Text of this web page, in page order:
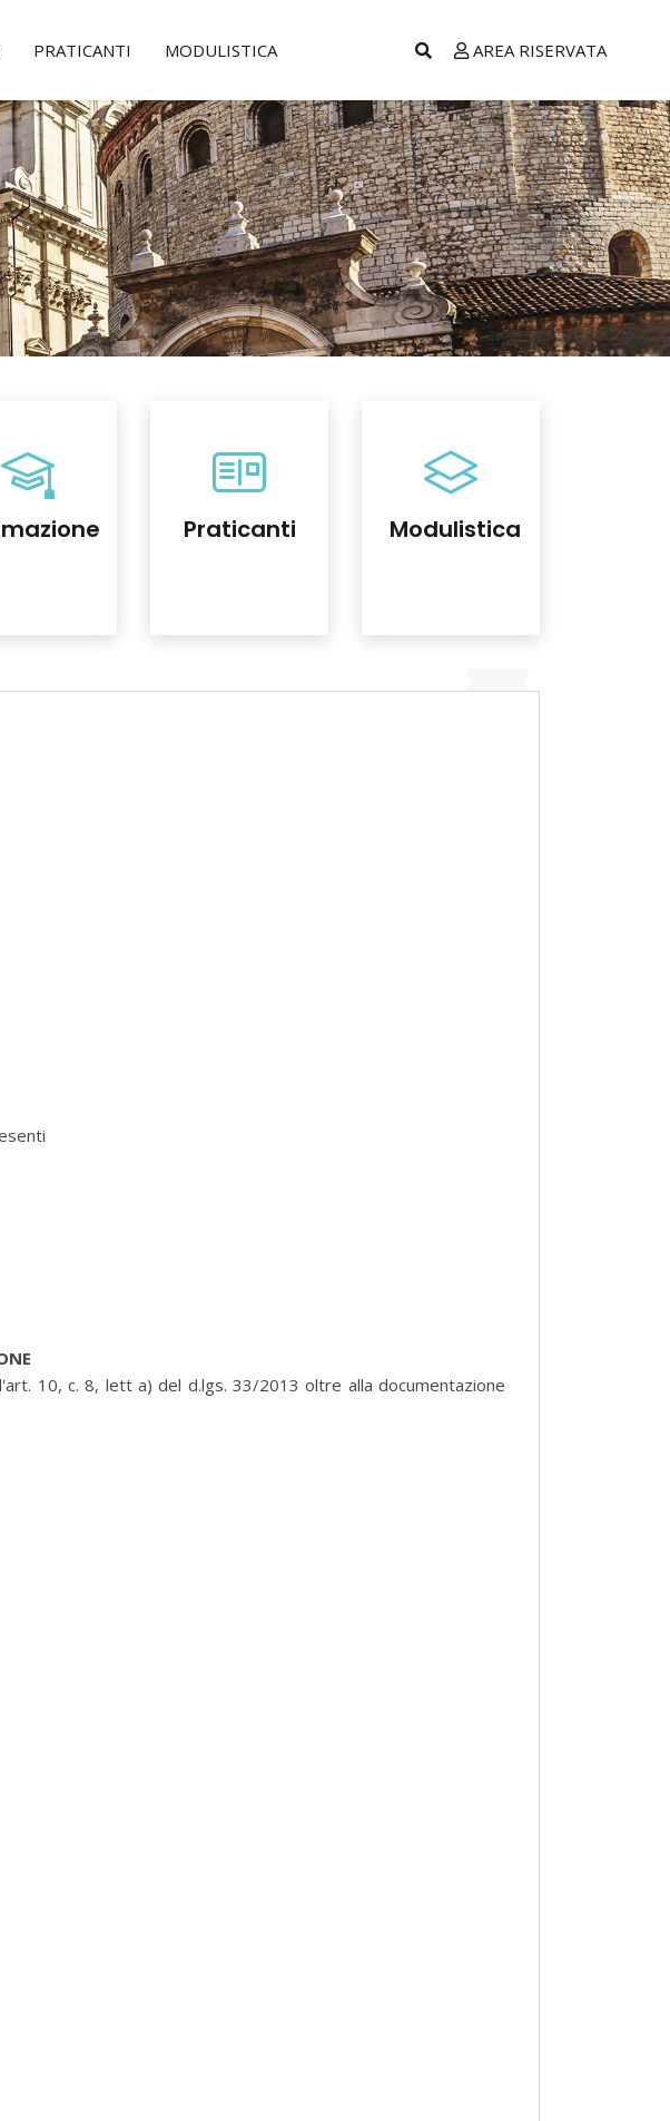
PRATICANTI MODULISTICA AREA RISERVATA
Praticanti Modulistica
10, c. 8, lett a) del d.lgs. 33/2013 oltre alla documentazione